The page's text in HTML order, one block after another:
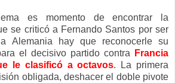
es momento de encontrar la
se criticó a Fernando Santos por ser
Alemania hay que reconocerle su
el decisivo partido contra Francia
le clasificó a octavos. La primera
obligada, deshacer el doble pivote